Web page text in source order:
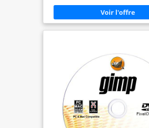
retouche photo comme la
effets photo, etc. dans le
d'image Logiciel photo, photo
photo avec le studio d'impression
montage etc.- Plate-forme : Windows
11, Windows 7, Windows 8,
Windows XL Photomontage,
dans une autre photo, supprimer
de cachet de clone, copier et coller
studio d'impression pour
calendriers, affiches - créer des
etc.